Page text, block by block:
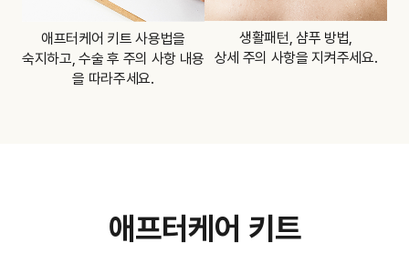
애프터케어 키트 사용법을
숙지하고, 수술 후 주의 사항 내용
을 따라주세요.
생활패턴, 샴푸 방법,
상세 주의 사항을 지켜주세요.
애프터케어 키트